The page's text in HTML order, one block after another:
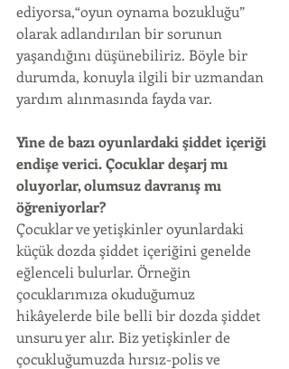
ediyorsa,“oyun oynama bozukluğu”
olarak adlandırılan bir sorunun
yaşandığını düşünebiliriz. Böyle bir
durumda, konuyla ilgili bir uzmandan
yardım alınmasında fayda var.
Yine de bazı oyunlardaki şiddet içeriği
endişe verici. Çocuklar deşarj mı
oluyorlar, olumsuz davranış mı
öğreniyorlar?
Çocuklar ve yetişkinler oyunlardaki
küçük dozda şiddet içeriğini genelde
eğlenceli bulurlar. Örneğin
çocuklarımıza okuduğumuz
hikâyelerde bile belli bir dozda şiddet
unsuru yer alır. Biz yetişkinler de
çocukluğumuzda hırsız-polis ve